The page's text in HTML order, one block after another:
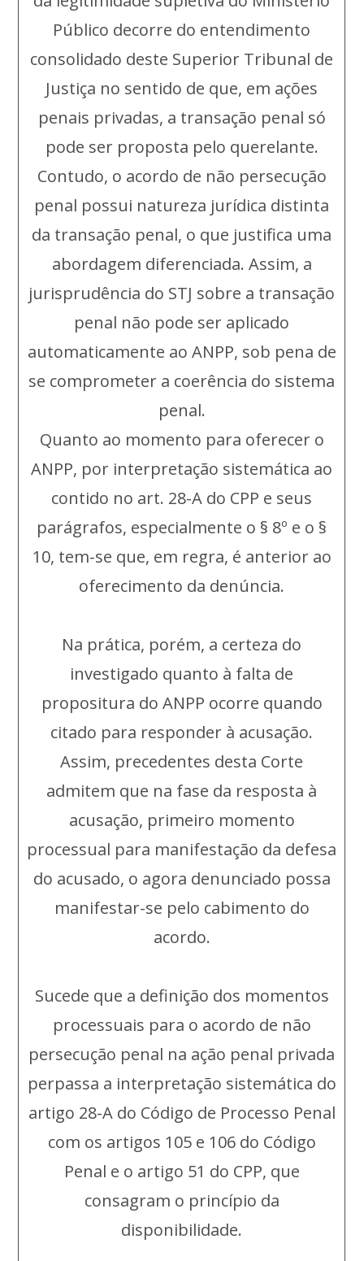
Público decorre do entendimento
consolidado deste Superior Tribunal de
Justiça no sentido de que, em ações
penais privadas, a transação penal só
pode ser proposta pelo querelante.
Contudo, o acordo de não persecução
penal possui natureza jurídica distinta
da transação penal, o que justifica uma
abordagem diferenciada. Assim, a
jurisprudência do STJ sobre a transação
penal não pode ser aplicado
automaticamente ao ANPP, sob pena de
se comprometer a coerência do sistema
penal.
Quanto ao momento para oferecer o
ANPP, por interpretação sistemática ao
contido no art. 28-A do CPP e seus
parágrafos, especialmente o § 8º e o §
10, tem-se que, em regra, é anterior ao
oferecimento da denúncia.
Na prática, porém, a certeza do
investigado quanto à falta de
propositura do ANPP ocorre quando
citado para responder à acusação.
Assim, precedentes desta Corte
admitem que na fase da resposta à
acusação, primeiro momento
processual para manifestação da defesa
do acusado, o agora denunciado possa
manifestar-se pelo cabimento do
acordo.
Sucede que a definição dos momentos
processuais para o acordo de não
persecução penal na ação penal privada
perpassa a interpretação sistemática do
artigo 28-A do Código de Processo Penal
com os artigos 105 e 106 do Código
Penal e o artigo 51 do CPP, que
consagram o princípio da
disponibilidade.